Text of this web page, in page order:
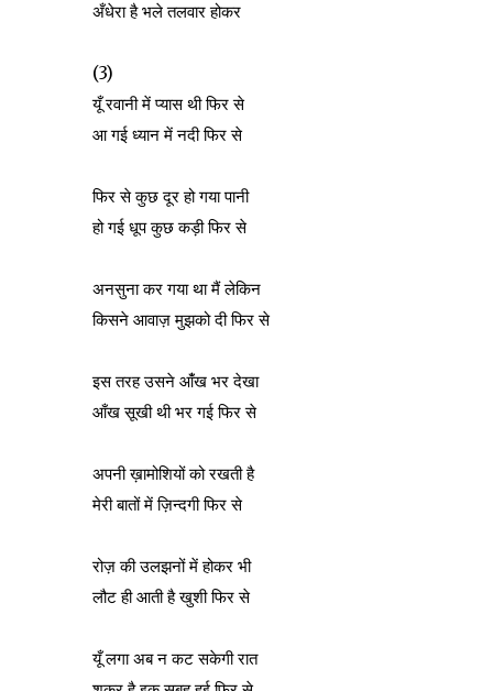
अँधेरा है भले तलवार होकर
(3)
यूँ रवानी में प्यास थी फिर से
आ गई ध्यान में नदी फिर से
फिर से कुछ दूर हो गया पानी
हो गई धूप कुछ कड़ी फिर से
अनसुना कर गया था मैं लेकिन
किसने आवाज़ मुझको दी फिर से
इस तरह उसने आंँख भर देखा
आँख सूखी थी भर गई फिर से
अपनी ख़ामोशियों को रखती है
मेरी बातों में ज़िन्दगी फिर से
रोज़ की उलझनों में होकर भी
लौट ही आती है खुशी फिर से
यूँ लगा अब न कट सकेगी रात